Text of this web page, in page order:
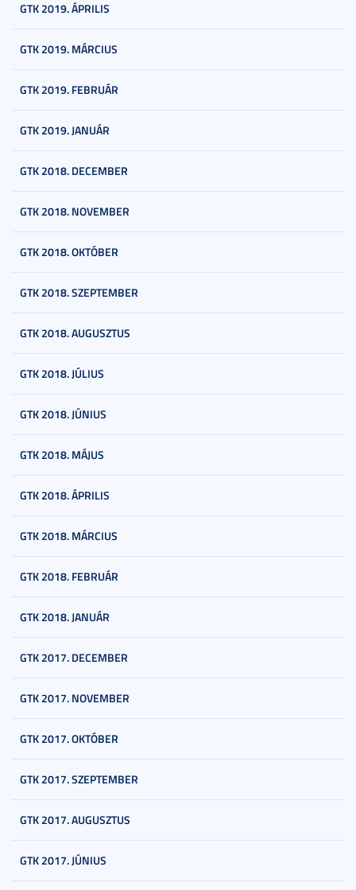
GTK 2019. ÁPRILIS
GTK 2019. MÁRCIUS
GTK 2019. FEBRUÁR
GTK 2019. JANUÁR
GTK 2018. DECEMBER
GTK 2018. NOVEMBER
GTK 2018. OKTÓBER
GTK 2018. SZEPTEMBER
GTK 2018. AUGUSZTUS
GTK 2018. JÚLIUS
GTK 2018. JÚNIUS
GTK 2018. MÁJUS
GTK 2018. ÁPRILIS
GTK 2018. MÁRCIUS
GTK 2018. FEBRUÁR
GTK 2018. JANUÁR
GTK 2017. DECEMBER
GTK 2017. NOVEMBER
GTK 2017. OKTÓBER
GTK 2017. SZEPTEMBER
GTK 2017. AUGUSZTUS
GTK 2017. JÚNIUS